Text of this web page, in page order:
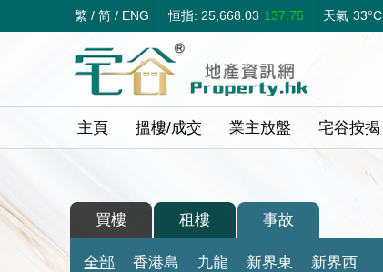
繁 / 简 / ENG 恒指: 25,668.03 137.75 天氣 33°C
主頁 搵樓/成交 業主放盤 宅谷按揭
買樓 租樓 事故
全部 香港島 九龍 新界東 新界西